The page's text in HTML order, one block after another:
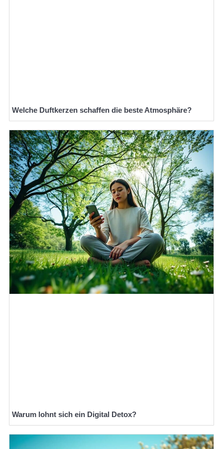
Welche Duftkerzen schaffen die beste Atmosphäre?
Warum lohnt sich ein Digital Detox?